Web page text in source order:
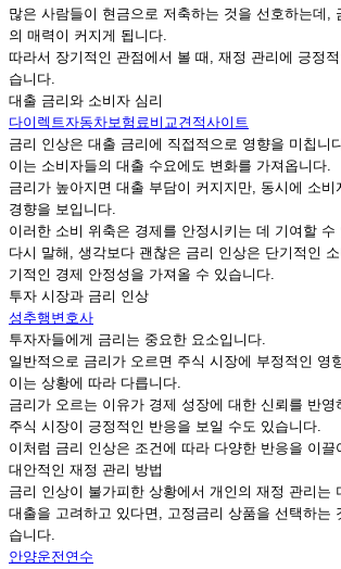
많은 사람들이 현금으로 저축하는 것을 선호하는데,
의 매력이 커지게 됩니다.
따라서 장기적인 관점에서 볼 때, 재정 관리에 긍정
습니다.
대출 금리와 소비자 심리
다이렉트자동차보험료비교견적사이트
금리 인상은 대출 금리에 직접적으로 영향을 미칩니
이는 소비자들의 대출 수요에도 변화를 가져옵니다.
금리가 높아지면 대출 부담이 커지지만, 동시에 소비
경향을 보입니다.
이러한 소비 위축은 경제를 안정시키는 데 기여할 수
다시 말해, 생각보다 괜찮은 금리 인상은 단기적인
기적인 경제 안정성을 가져올 수 있습니다.
투자 시장과 금리 인상
성추행변호사
투자자들에게 금리는 중요한 요소입니다.
일반적으로 금리가 오르면 주식 시장에 부정적인 영
이는 상황에 따라 다릅니다.
금리가 오르는 이유가 경제 성장에 대한 신뢰를 반영
주식 시장이 긍정적인 반응을 보일 수도 있습니다.
이처럼 금리 인상은 조건에 따라 다양한 반응을 이끌
대안적인 재정 관리 방법
금리 인상이 불가피한 상황에서 개인의 재정 관리는
대출을 고려하고 있다면, 고정금리 상품을 선택하는
습니다.
안양운전연수